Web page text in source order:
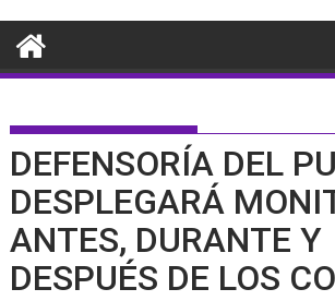
DEFENSORÍA DEL
DESPLEGARÁ
ANTES, DURANTE Y
DESPUÉS DE LOS